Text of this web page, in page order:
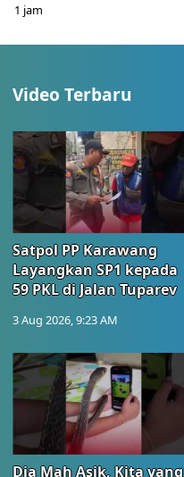
1 jam
Video Terbaru
Satpol PP Karawang
Layangkan SP1 kepada
59 PKL di Jalan Tuparev
3 Aug 2026, 9:23 AM
Dia Mah Asik, Kita yang